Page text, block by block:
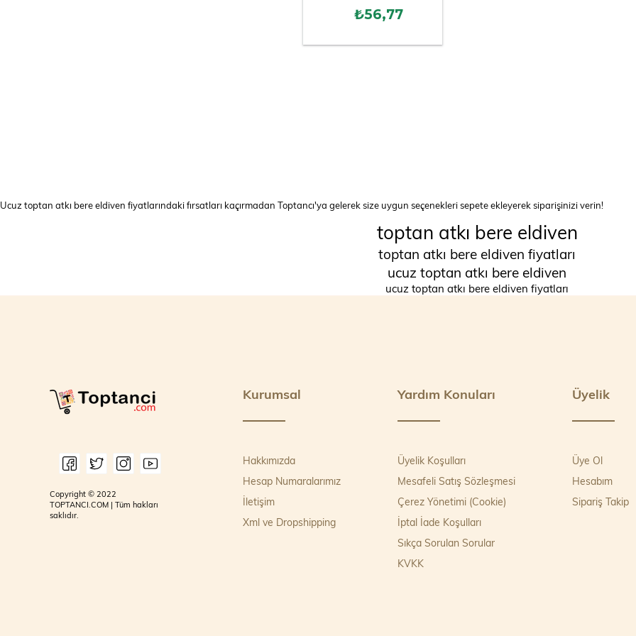
₺56,77
Ucuz toptan atkı bere eldiven fiyatlarındaki fırsatları kaçırmadan Toptancı'ya gelerek size uygun seçenekleri sepete ekleyerek siparişinizi verin!
toptan atkı bere eldiven
toptan atkı bere eldiven fiyatları
ucuz toptan atkı bere eldiven
ucuz toptan atkı bere eldiven fiyatları
Kurumsal
Hakkımızda
Hesap Numaralarımız
İletişim
Xml ve Dropshipping
Yardım Konuları
Üyelik Koşulları
Mesafeli Satış Sözleşmesi
Çerez Yönetimi (Cookie)
İptal İade Koşulları
Sıkça Sorulan Sorular
KVKK
Üyelik
Üye Ol
Hesabım
Sipariş Takip
Copyright © 2022
TOPTANCI.COM | Tüm hakları
saklıdır.